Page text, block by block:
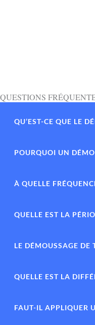
QUESTIONS
QU’EST-CE QUE LE
POURQUOI UN
À QUELLE
QUELLE EST LA
LE DÉMOUSSAGE DE
QUELLE EST LA
FAUT-IL APPLIQUER